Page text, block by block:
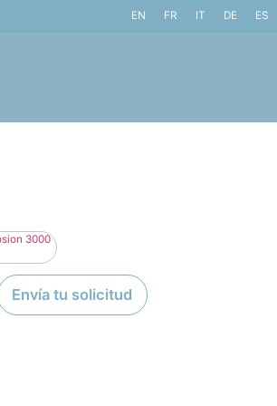
EN FR IT DE ES
Envía tu solicitud